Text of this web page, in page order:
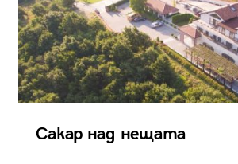
Сакар над нещата